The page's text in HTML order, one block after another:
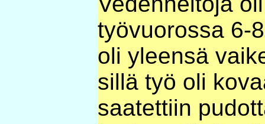
työvuorossa 6-
oli yleensä
sillä työ oli
saatettiin